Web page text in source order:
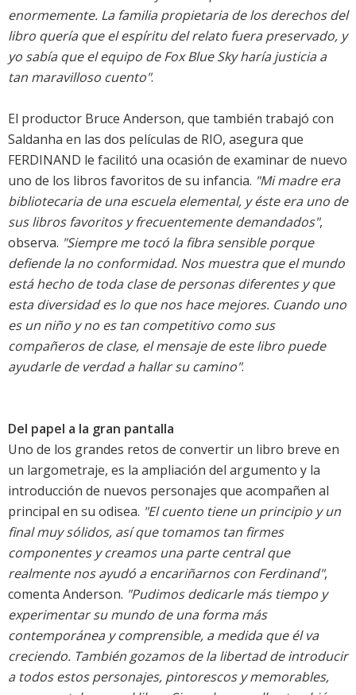
enormemente. La familia propietaria de los derechos del
libro quería que el espíritu del relato fuera preservado, y
yo sabía que el equipo de Fox Blue Sky haría justicia a
tan maravilloso cuento".
El productor Bruce Anderson, que también trabajó con
Saldanha en las dos películas de RIO, asegura que
FERDINAND le facilitó una ocasión de examinar de nuevo
uno de los libros favoritos de su infancia. "Mi madre era
bibliotecaria de una escuela elemental, y éste era uno de
sus libros favoritos y frecuentemente demandados",
observa. "Siempre me tocó la fibra sensible porque
defiende la no conformidad. Nos muestra que el mundo
está hecho de toda clase de personas diferentes y que
esta diversidad es lo que nos hace mejores. Cuando uno
es un niño y no es tan competitivo como sus
compañeros de clase, el mensaje de este libro puede
ayudarle de verdad a hallar su camino".
Del papel a la gran pantalla
Uno de los grandes retos de convertir un libro breve en
un largometraje, es la ampliación del argumento y la
introducción de nuevos personajes que acompañen al
principal en su odisea. "El cuento tiene un principio y un
final muy sólidos, así que tomamos tan firmes
componentes y creamos una parte central que
realmente nos ayudó a encariñarnos con Ferdinand",
comenta Anderson. "Pudimos dedicarle más tiempo y
experimentar su mundo de una forma más
contemporánea y comprensible, a medida que él va
creciendo. También gozamos de la libertad de introducir
a todos estos personajes, pintorescos y memorables,